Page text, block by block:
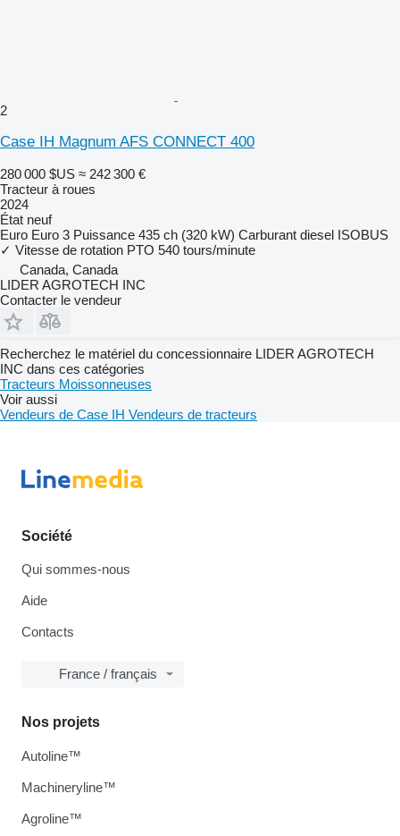
2
Case IH Magnum AFS CONNECT 400
280 000 $US ≈ 242 300 €
Tracteur à roues
2024
État neuf
Euro Euro 3 Puissance 435 ch (320 kW) Carburant diesel ISOBUS
✓ Vitesse de rotation PTO 540 tours/minute
Canada, Canada
LIDER AGROTECH INC
Contacter le vendeur
Recherchez le matériel du concessionnaire LIDER AGROTECH
INC dans ces catégories
Tracteurs Moissonneuses
Voir aussi
Vendeurs de Case IH Vendeurs de tracteurs
Société
Qui sommes-nous
Aide
Contacts
France / français
Nos projets
Autoline™
Machineryline™
Agroline™